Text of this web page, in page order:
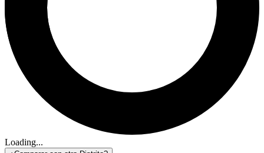
Loading...